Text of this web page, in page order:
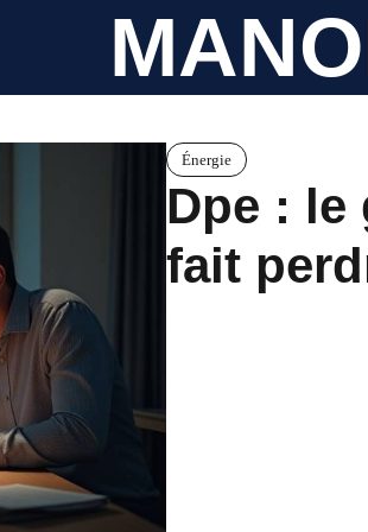
Énergie
Dpe : le
fait